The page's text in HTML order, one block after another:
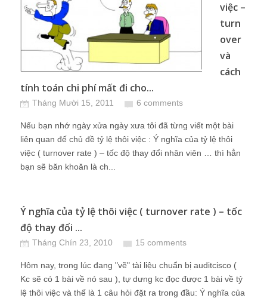
việc –
turn
over
và
cách
tính toán chi phí mất đi cho...
Tháng Mười 15, 2011 6 comments
Nếu bạn nhớ ngày xửa ngày xưa tôi đã từng viết một bài
liên quan đế chủ đề tỷ lệ thôi việc : Ý nghĩa của tỷ lệ thôi
việc ( turnover rate ) – tốc độ thay đổi nhân viên … thì hẳn
bạn sẽ băn khoăn là ch...
Ý nghĩa của tỷ lệ thôi việc ( turnover rate ) – tốc
độ thay đổi ...
Tháng Chín 23, 2010 15 comments
Hôm nay, trong lúc đang "vẽ" tài liệu chuẩn bị auditcisco (
Kc sẽ có 1 bài về nó sau ), tự dưng kc đọc được 1 bài về tỷ
lệ thôi việc và thế là 1 câu hỏi đặt ra trong đầu: Ý nghĩa của